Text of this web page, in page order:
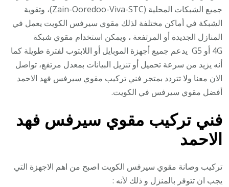
جميع الشبكات المحلية (Zain-Ooredoo-Viva-STC)، وتقوية
الشبكة في أماكن مختلفة لذلك مقوي سيرفس الكويت يعمل في
المنازل الجديدة أو المرتفعة ، ويمكن استخدام مقوي شبكة
4G أو G5 يدعم جميع أجهزة الموبايل أو اللابتوب لفترة طويلة كما
أنه يزيد من سرعة تحميل أو تنزيل البيانات بمعدل مرتفع، تواصل
الان معنا ولا تتردد بمتجر فني تركيب مقوي سيرفس فهد الاحمد
أفضل مقوي سيرفس في الكويت.
فني تركيب مقوي سيرفس فهد
الاحمد
تركيب وصانة مقوي سيرفس الكويت اصبح من اهم الاجهزة التي
يجب ان تتوفر بالمنزل و ذلك لأنه :